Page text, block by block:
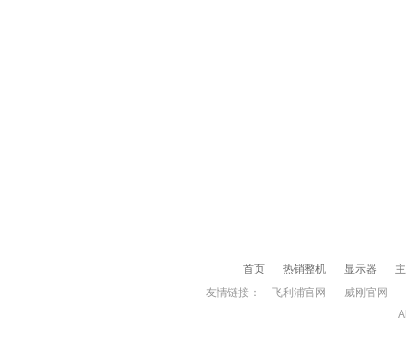
首页 热销整机 显示器
友情链接：
飞利浦官网 威刚官网